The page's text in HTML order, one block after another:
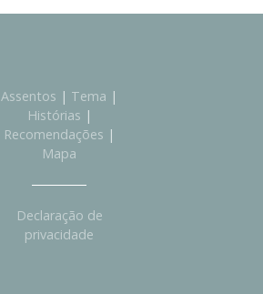
Assentos | Tema |
Histórias |
Recomendações |
Mapa
Declaração de
privacidade